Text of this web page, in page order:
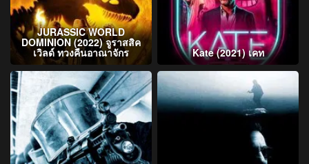
JURASSIC WORLD
DOMINION (2022) จูราสสิค
เวิลด์ ทวงคืนอาณาจักร Kate (2021) เคท